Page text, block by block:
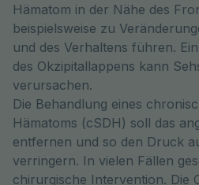
Hämatom in der Nähe des
beispielsweise zu
und des Verhaltens führen.
des Okzipitallappens kann
verursachen.
Die Behandlung eines
Hämatoms (cSDH) soll das
entfernen und so den Druck
verringern. In vielen Fällen
chirurgische Intervention. Die